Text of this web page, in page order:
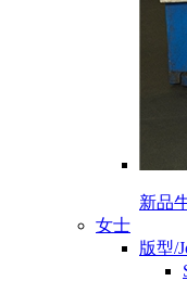
新品
女士
版型/